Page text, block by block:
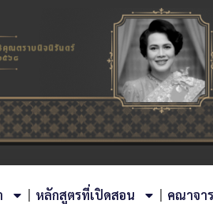
หลักสูตรที่เปิดสอน คณาจา